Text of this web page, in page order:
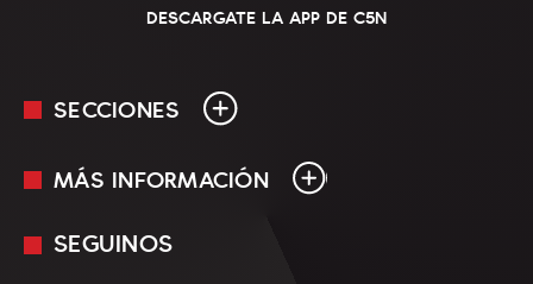
DESCARGATE LA APP DE C5N
SECCIONES
En Vivo
MÁS INFORMACIÓN
Mediakit
SEGUINOS